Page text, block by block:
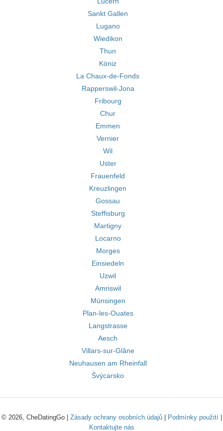
Sankt Gallen
Lugano
Wiedikon
Thun
Köniz
La Chaux-de-Fonds
Rapperswil-Jona
Fribourg
Chur
Emmen
Vernier
Wil
Uster
Frauenfeld
Kreuzlingen
Gossau
Steffisburg
Martigny
Locarno
Morges
Einsiedeln
Uzwil
Amriswil
Münsingen
Plan-les-Ouates
Langstrasse
Aesch
Villars-sur-Glâne
Neuhausen am Rheinfall
Švýcarsko
© 2026, CheDatingGo | Zásady ochrany osobních údajů| Podmínky použití|
Kontaktujte nás